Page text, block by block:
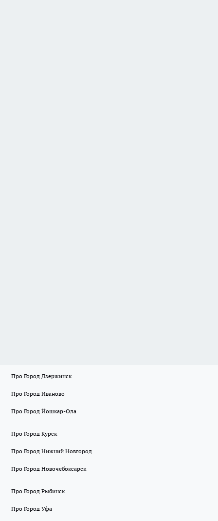
Про Город Дзержинск
Про Город Иваново
Про Город Йошкар-Ола
Про Город Курск
Про Город Нижний Новгород
Про Город Новочебоксарск
Про Город Рыбинск
Про Город Уфа